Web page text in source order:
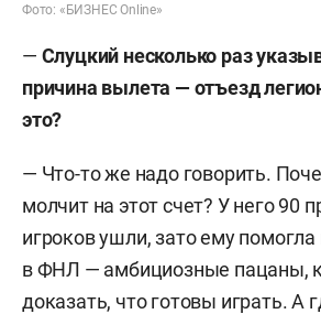
Фото: «БИЗНЕС Online»
— Слуцкий несколько раз
причина вылета — отъезд
это?
— Что-то же надо говорить.
молчит на этот счет? У него 90
игроков ушли, зато ему
в ФНЛ — амбициозные пацаны,
доказать, что готовы играть. А